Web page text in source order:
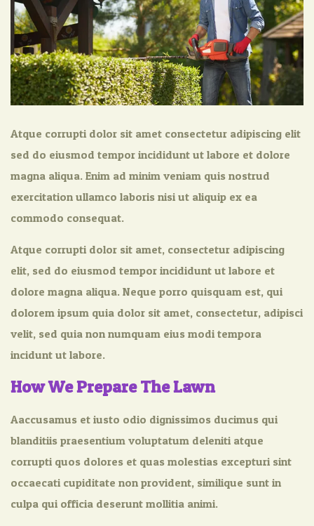
Atque corrupti dolor sit amet consectetur adipiscing elit
sed do eiusmod tempor incididunt ut labore et dolore
magna aliqua. Enim ad minim veniam quis nostrud
exercitation ullamco laboris nisi ut aliquip ex ea
commodo consequat.
Atque corrupti dolor sit amet, consectetur adipiscing
elit, sed do eiusmod tempor incididunt ut labore et
dolore magna aliqua. Neque porro quisquam est, qui
dolorem ipsum quia dolor sit amet, consectetur, adipisci
velit, sed quia non numquam eius modi tempora
incidunt ut labore.
How We Prepare The Lawn
Aaccusamus et iusto odio dignissimos ducimus qui
blanditiis praesentium voluptatum deleniti atque
corrupti quos dolores et quas molestias excepturi sint
occaecati cupiditate non provident, similique sunt in
culpa qui officia deserunt mollitia animi.